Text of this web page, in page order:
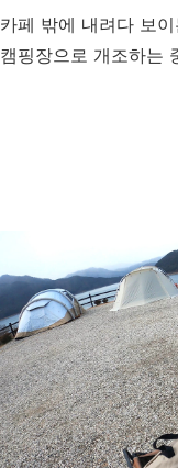
카페 밖에 내려다 보
캠핑장으로 개조하는